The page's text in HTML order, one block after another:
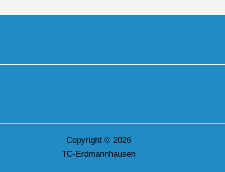
Copyright © 2026
TC-Erdmannhausen